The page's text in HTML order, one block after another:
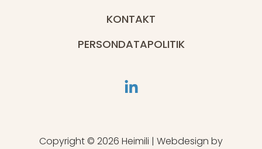
KONTAKT
PERSONDATAPOLITIK
Copyright © 2026 Heimili | Webdesign by